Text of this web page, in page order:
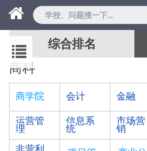
综合排名
商科
商学院 会计 金融
运营管
理
信息系
统
市场营
销
非营利